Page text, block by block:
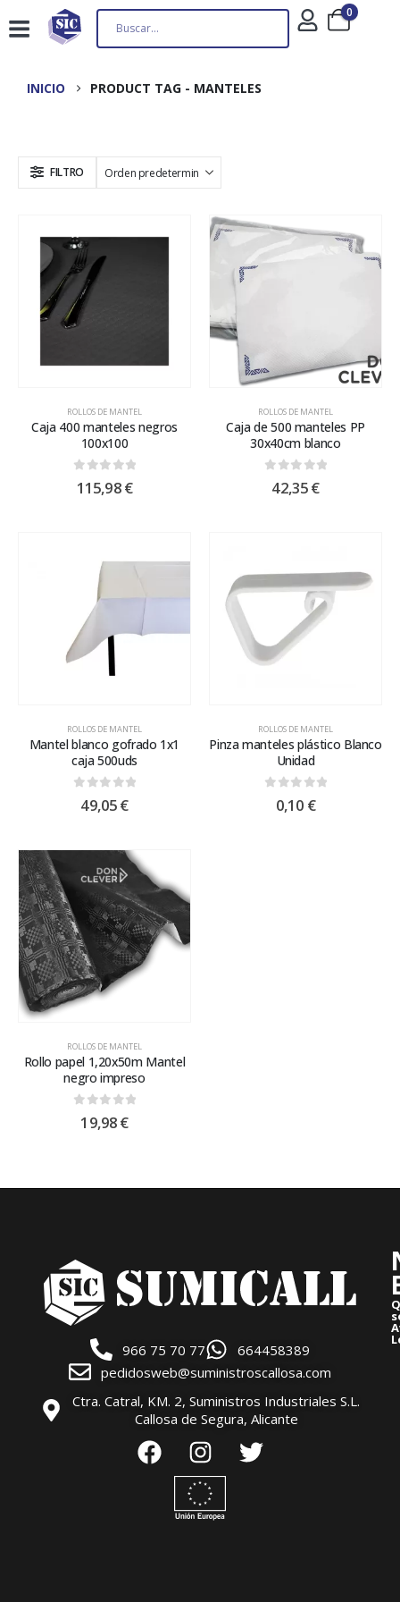
0
INICIO PRODUCT TAG - MANTELES
FILTRO
ROLLOS DE MANTEL
Caja 400 manteles negros
100x100
0out of 5
115,98€
ROLLOS DE MANTEL
Caja de 500 manteles PP
30x40cm blanco
out of 5
42,35€
ROLLOS DE MANTEL
Mantel blanco gofrado 1x1
caja 500uds
out of 5
49,05€
ROLLOS DE MANTEL
Pinza manteles plástico Blanco
Unidad
out of 5
0,10 €
ROLLOS DE MANTEL
Rollo papel 1,20x50m Mantel
negro impreso
out of 5
19,98€
966 75 70 77
664458389
pedidosweb@suministroscallosa.com
Ctra. Catral, KM. 2, Suministros Industriales S.L.
Callosa de Segura, Alicante